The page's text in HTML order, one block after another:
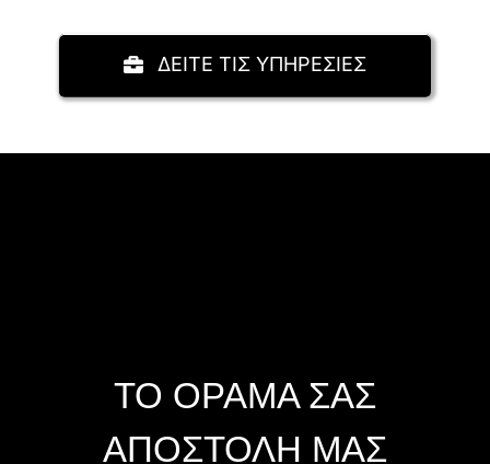
ΔΕΙΤΕ ΤΙΣ ΥΠΗΡΕΣΙΕΣ
ΤΟ ΟΡΑΜΑ ΣΑΣ
ΑΠΟΣΤΟΛΗ ΜΑΣ